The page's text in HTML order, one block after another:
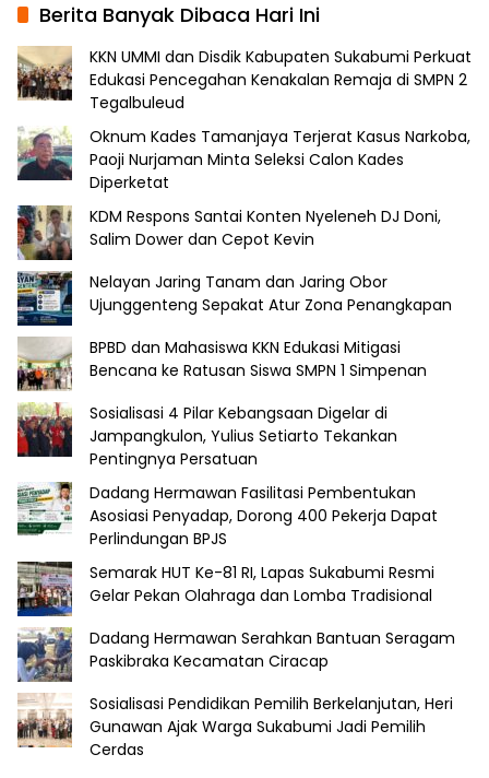
Berita Banyak Dibaca Hari Ini
KKN UMMI dan Disdik Kabupaten Sukabumi Perkuat
Edukasi Pencegahan Kenakalan Remaja di SMPN 2
Tegalbuleud
Oknum Kades Tamanjaya Terjerat Kasus Narkoba,
Paoji Nurjaman Minta Seleksi Calon Kades
Diperketat
KDM Respons Santai Konten Nyeleneh DJ Doni,
Salim Dower dan Cepot Kevin
Nelayan Jaring Tanam dan Jaring Obor
Ujunggenteng Sepakat Atur Zona Penangkapan
BPBD dan Mahasiswa KKN Edukasi Mitigasi
Bencana ke Ratusan Siswa SMPN 1 Simpenan
Sosialisasi 4 Pilar Kebangsaan Digelar di
Jampangkulon, Yulius Setiarto Tekankan
Pentingnya Persatuan
Dadang Hermawan Fasilitasi Pembentukan
Asosiasi Penyadap, Dorong 400 Pekerja Dapat
Perlindungan BPJS
Semarak HUT Ke-81 RI, Lapas Sukabumi Resmi
Gelar Pekan Olahraga dan Lomba Tradisional
Dadang Hermawan Serahkan Bantuan Seragam
Paskibraka Kecamatan Ciracap
Sosialisasi Pendidikan Pemilih Berkelanjutan, Heri
Gunawan Ajak Warga Sukabumi Jadi Pemilih
Cerdas